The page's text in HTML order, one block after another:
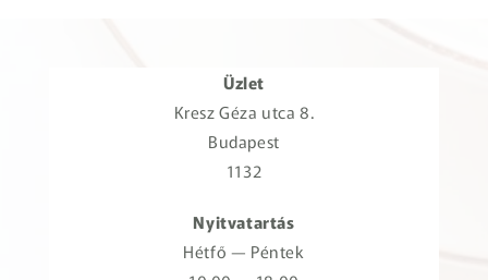
Üzlet
Kresz Géza utca 8.
Budapest
1132
Nyitvatartás
Hétfő — Péntek